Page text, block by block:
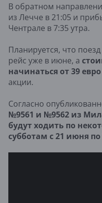
В обратном
из Лечче в 21:05 и
Чентрале в 7:35 утра.
Планируется, что
рейс уже в июне, а
начинаться от 39 евро
акции.
Согласно
№9561 и №9562 из
будут ходить по
субботам с 21 июня по